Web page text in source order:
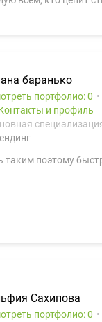
баранько
портфолио: 0
и профиль
таким поэтому
Сахипова
портфолио: 0